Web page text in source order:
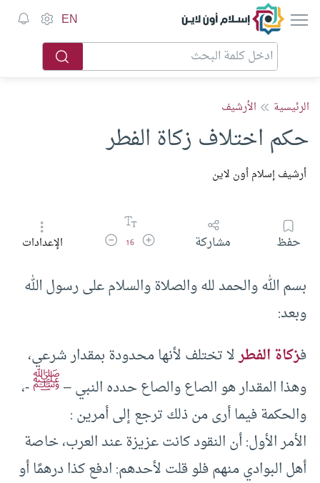
إسلام أون لاين EN
الرئيسية الأرشيف
حكم اختلاف زكاة الفطر
أرشيف إسلام أون لاين
حفظ مشاركة زيادة حجم الخط
16 تقليل حجم الخطالإعدادات
بسم الله والحمد لله والصلاة والسلام على رسول الله
وبعد:
فزكاة الفطرلا تختلف لأنها محدودة بمقدار شرعي،
وهذا المقدار هو الصاع والصاع حدده النبي –ﷺ-،
والحكمة فيما أرى من ذلك ترجع إلى أمرين :
الأمر الأول: أن النقود كانت عزيزة عند العرب، خاصة
أهل البوادي منهم فلو قلت لأحدهم: ادفع كذا درهمًا أو